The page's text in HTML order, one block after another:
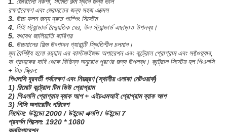
রক্ষণাবেক্ষণ এবং মেরামতের জন্য সহজ এক্সেস
3. উচ্চ ফলন জন্য দ্রুত পাম্পিং সিস্টেম
4. সিই স্ট্যান্ডার্ড বৈদ্যুতিক ঘের, উল স্ট্যান্ডার্ড এছাড়াও উপলব্ধ।
5. যথাযথ জালিয়াতি কারিগর
6. উচ্চমানের ফিল্ম উৎপাদন গ্যারান্টি স্থিতিশীল চলমান।
মূল বৈশিষ্ট্য হলো রয়্যাল এর কাস্টমাইজড অপারেশন এবং কন্ট্রোল প্রোগ্রাম এবং সফ্টওয়্যার,
যা গ্রাহকের দাবি থেকে বিভিন্ন অনুরোধ পূরণের জন্য উপলব্ধ। কন্ট্রোল সিস্টেম হল পিএলসি
+ টাচ স্ক্রিন:
পিএলসি দূরবর্তী পর্যবেক্ষণ এবং নিয়ন্ত্রণ (স্থানীয় এলাকা নেটওয়ার্ক)
1) রিমোট কন্ট্রোল টিম ভিউ প্রোগ্রাম
2) পিএলসি প্রোগ্রাম ব্যাক আপ + এইচএমআই প্রোগ্রাম ব্যাক আপ
3) পিসি অপারেটিং পরিবেশ
সিস্টেম: উইন্ডো 2000 / উইন্ডো এক্সপি / উইন্ডো 7
প্রদর্শন পিক্সেল: 1920 * 1080